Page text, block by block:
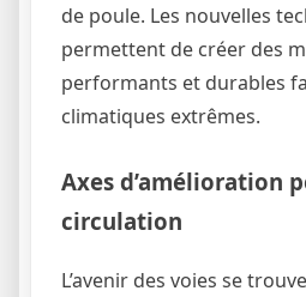
de poule. Les nouvelles
permettent de créer des
performants et durables
climatiques extrêmes.
Axes d’amélioration
circulation
L’avenir des voies se